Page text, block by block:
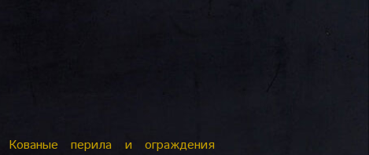
Кованые перила и ограждения